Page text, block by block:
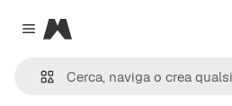
Close menu
Magnific